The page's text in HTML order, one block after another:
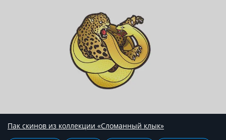
Пак скинов из коллекции «Сломанный клык»